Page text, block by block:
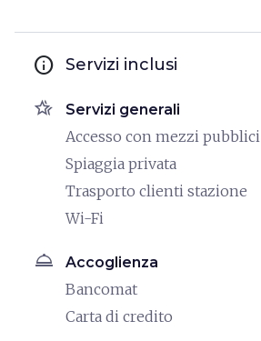
info Servizi inclusi
hotel_class Servizi generali
Accesso con mezzi pubblici
Spiaggia privata
Trasporto clienti stazione
Wi-Fi
room_service Accoglienza
Bancomat
Carta di credito